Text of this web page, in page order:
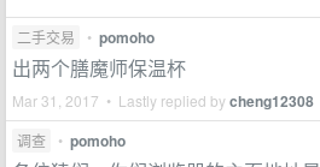
二手交易 • pomoho
出两个膳魔师保温杯
Mar 31, 2017 • Lastly replied bycheng12308
调查 • pomoho